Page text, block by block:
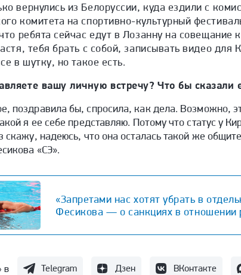
вернулись из Белоруссии, куда ездили с
комитета на спортивно-культурный
ребята сейчас едут в Лозанну на совещание
тебя брать с собой, записывать видео для
в шутку, но такое есть.
вашу личную встречу? Что бы сказали
поздравила бы, спросила, как дела. Возможно,
я ее себе представляю. Потому что статус у
скажу, надеюсь, что она осталась такой же
«СЭ».
«Запретами нас хотят убрать в
Фесикова — о санкциях в отношении
в Telegram Дзен ВКонтакте